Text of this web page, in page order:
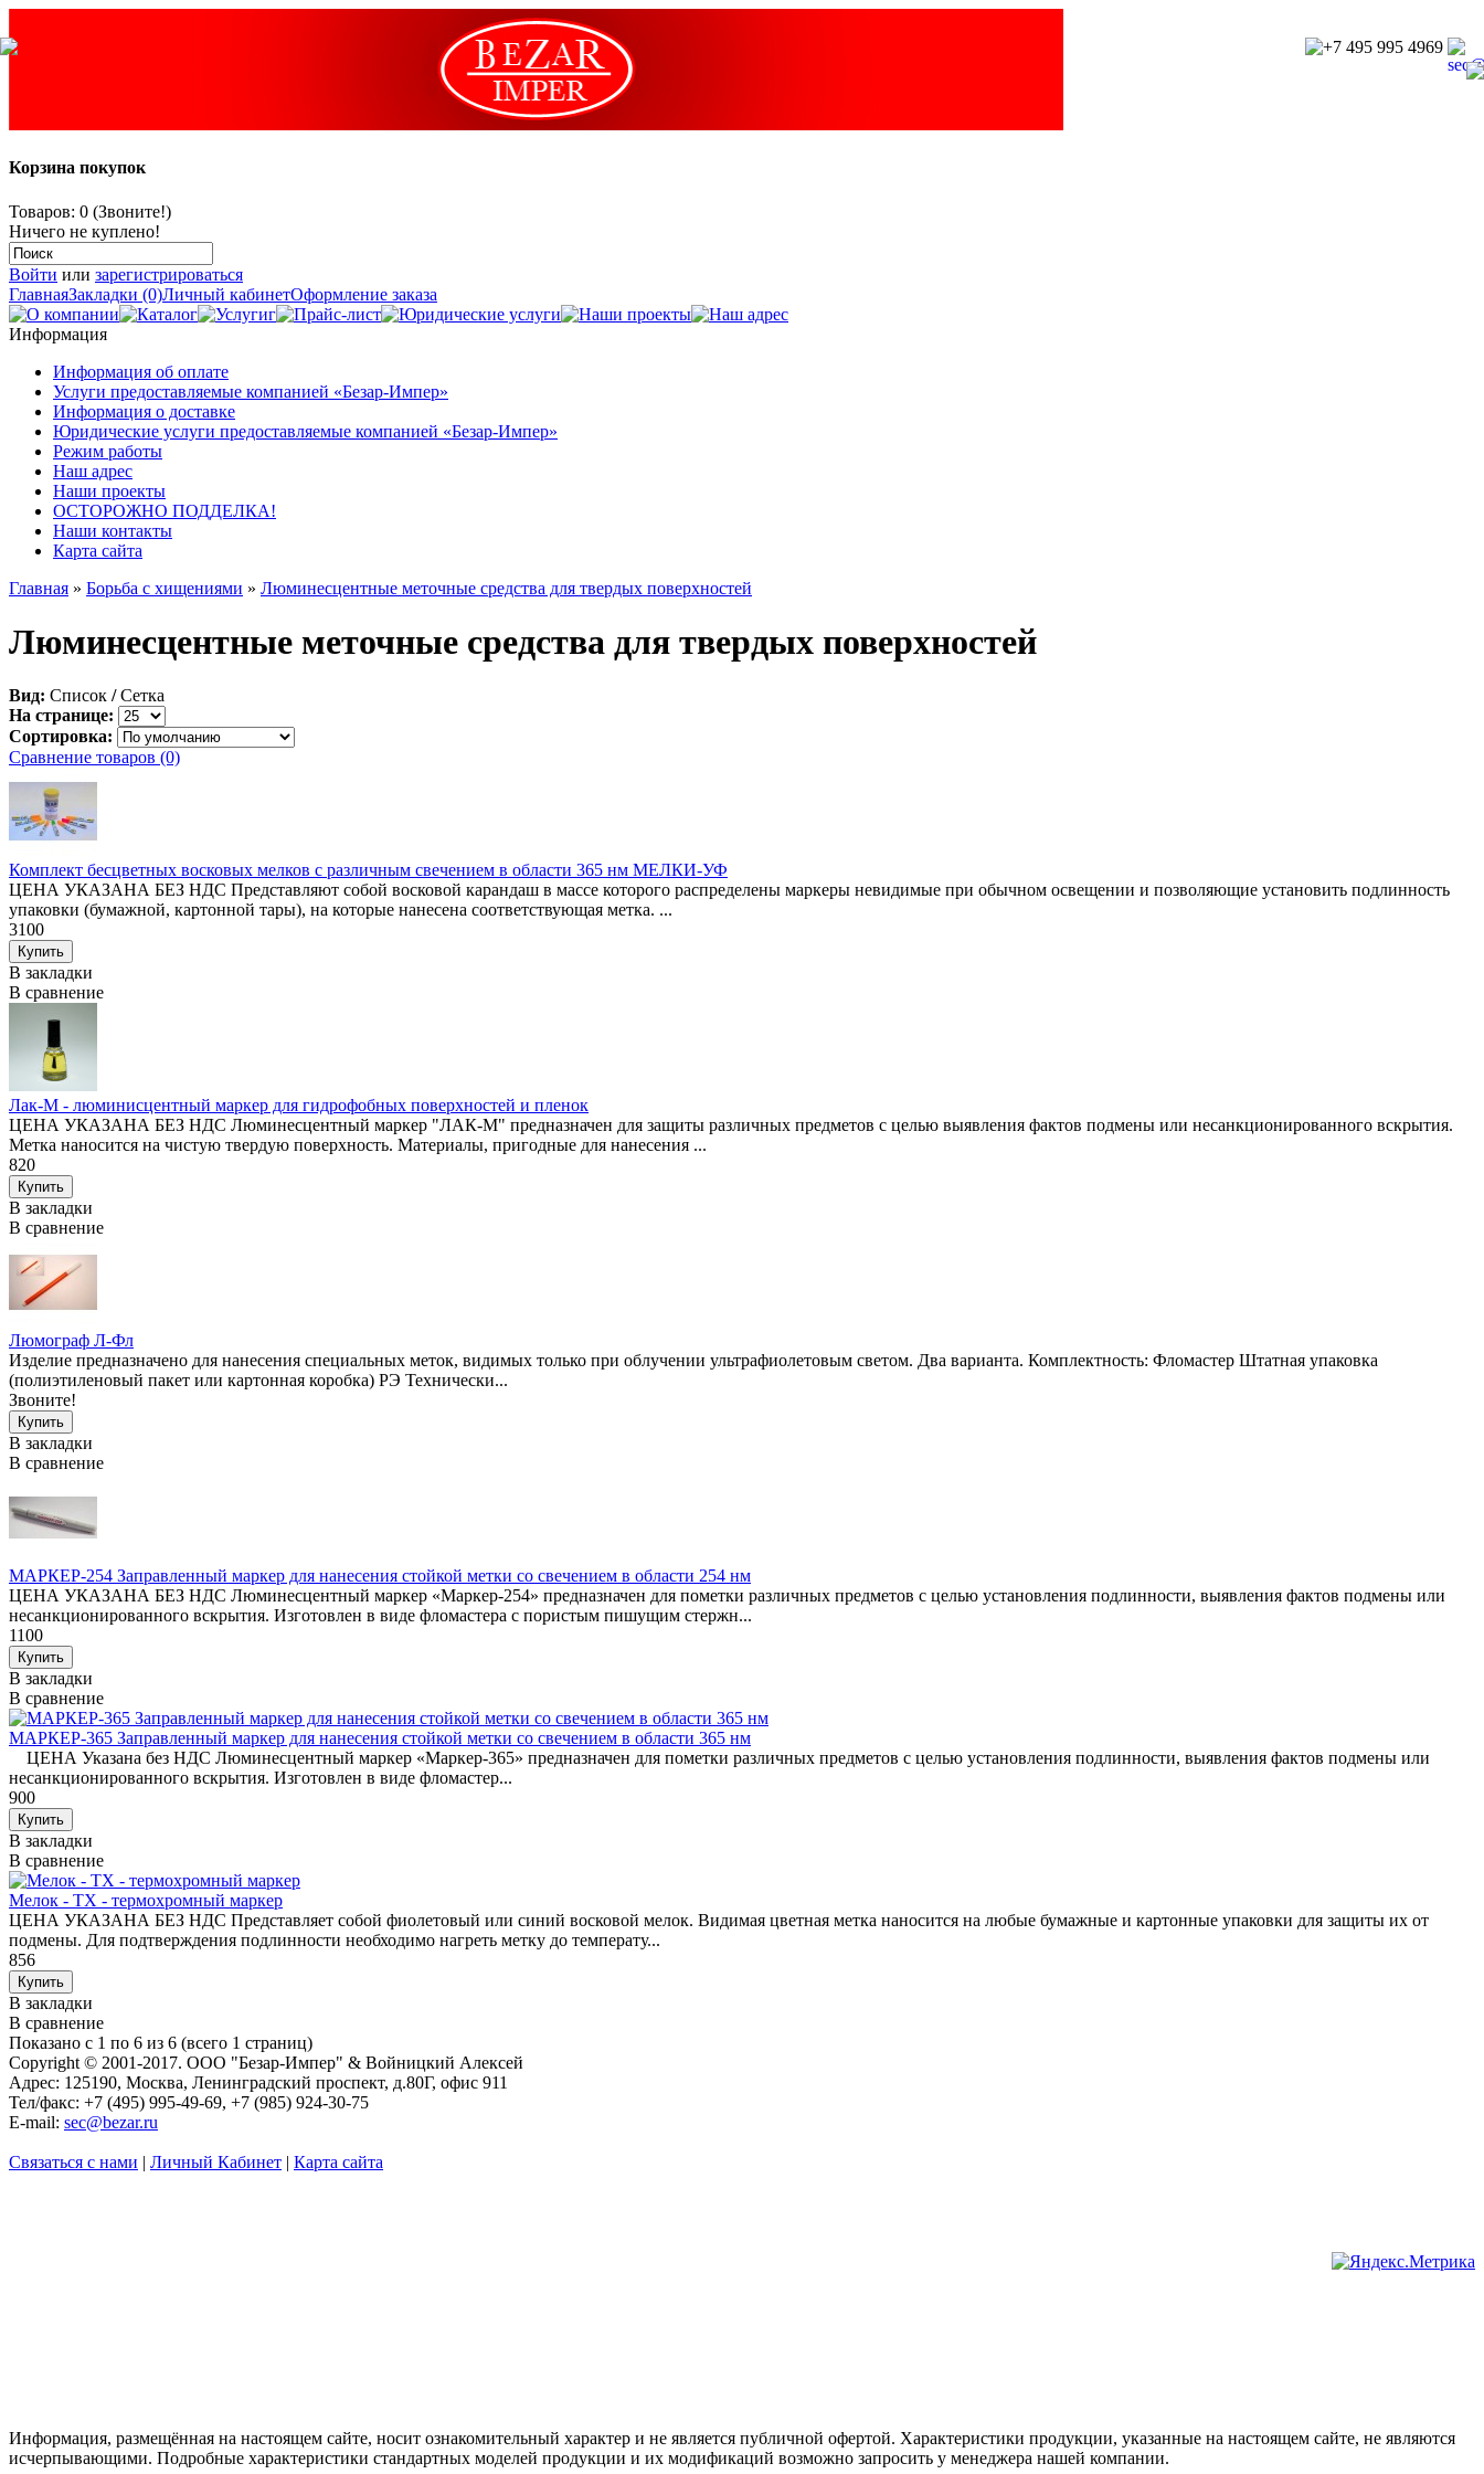
Корзина покупок
Товаров: 0 (Звоните!)
Ничего не куплено!
Войти или зарегистрироваться
ГлавнаяЗакладки (0)Личный кабинетОформление заказа
Информация
Информация об оплате
Услуги предоставляемые компанией «Безар-Импер»
Информация о доставке
Юридические услуги предоставляемые компанией «Безар-Импер»
Режим работы
Наш адрес
Наши проекты
ОСТОРОЖНО ПОДДЕЛКА!
Наши контакты
Карта сайта
Главная » Борьба с хищениями » Люминесцентные меточные средства для твердых поверхностей
Люминесцентные меточные средства для твердых поверхностей
Вид: Список / Сетка
На странице:
Сортировка:
Сравнение товаров (0)
Комплект бесцветных восковых мелков с различным свечением в области 365 нм МЕЛКИ-УФ
ЦЕНА УКАЗАНА БЕЗ НДС Представляют собой восковой карандаш в массе которого распределены маркеры невидимые при обычном освещении и позволяющие установить подлинность
упаковки (бумажной, картонной тары), на которые нанесена соответствующая метка. ...
3100
В закладки
В сравнение
Лак-М - люминисцентный маркер для гидрофобных поверхностей и пленок
ЦЕНА УКАЗАНА БЕЗ НДС Люминесцентный маркер "ЛАК-М" предназначен для защиты различных предметов с целью выявления фактов подмены или несанкционированного вскрытия.
Метка наносится на чистую твердую поверхность. Материалы, пригодные для нанесения ...
820
В закладки
В сравнение
Люмограф Л-Фл
Изделие предназначено для нанесения специальных меток, видимых только при облучении ультрафиолетовым светом. Два варианта. Комплектность: Фломастер Штатная упаковка
(полиэтиленовый пакет или картонная коробка) РЭ Технически...
Звоните!
В закладки
В сравнение
МАРКЕР-254 Заправленный маркер для нанесения стойкой метки со свечением в области 254 нм
ЦЕНА УКАЗАНА БЕЗ НДС Люминесцентный маркер «Маркер-254» предназначен для пометки различных предметов с целью установления подлинности, выявления фактов подмены или
несанкционированного вскрытия. Изготовлен в виде фломастера с пористым пишущим стержн...
1100
В закладки
В сравнение
МАРКЕР-365 Заправленный маркер для нанесения стойкой метки со свечением в области 365 нм
ЦЕНА Указана без НДС Люминесцентный маркер «Маркер-365» предназначен для пометки различных предметов с целью установления подлинности, выявления фактов подмены или
несанкционированного вскрытия. Изготовлен в виде фломастер...
900
В закладки
В сравнение
Мелок - ТХ - термохромный маркер
ЦЕНА УКАЗАНА БЕЗ НДС Представляет собой фиолетовый или синий восковой мелок. Видимая цветная метка наносится на любые бумажные и картонные упаковки для защиты их от
подмены. Для подтверждения подлинности необходимо нагреть метку до температу...
856
В закладки
В сравнение
Показано с 1 по 6 из 6 (всего 1 страниц)
Copyright © 2001-2017. ООО "Безар-Импер" & Войницкий Алексей
Адрес: 125190, Москва, Ленинградский проспект, д.80Г, офис 911
Тел/факс: +7 (495) 995-49-69, +7 (985) 924-30-75
E-mail: sec@bezar.ru
Связаться с нами | Личный Кабинет | Карта сайта
Информация, размещённая на настоящем сайте, носит ознакомительный характер и не является публичной офертой. Характеристики продукции, указанные на настоящем сайте, не являются
исчерпывающими. Подробные характеристики стандартных моделей продукции и их модификаций возможно запросить у менеджера нашей компании.